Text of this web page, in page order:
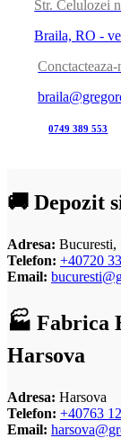
Str. Celulozei
Braila, RO -
0749 389 553
🚚 Depozit
Adresa: Bucuresti,
Telefon: +40720
Email:
🏭 Fabrica
Harsova
Adresa: Harsova
Telefon: +40763
Email: